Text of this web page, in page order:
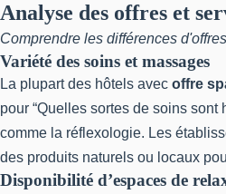
Analyse des offres et
Comprendre les différences
Variété des soins et massages
La plupart des hôtels avec offre
pour “Quelles sortes de soins
comme la réflexologie. Les
des produits naturels ou locaux
Disponibilité d’espaces de